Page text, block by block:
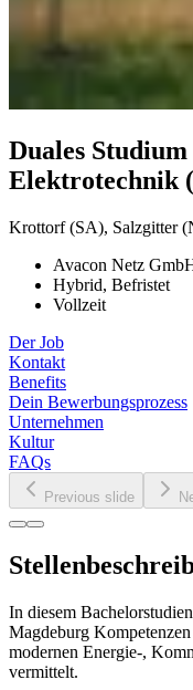
Duales Studium
Elektrotechnik
Krottorf (SA), Salzgitter
Avacon Netz
Hybrid, Befristet
Vollzeit
Der Job
Kontakt
Benefits
Dein Bewerbungsprozess
Unternehmen
Kultur
FAQs
Previous slide
In diesem
Magdeburg
modernen Energie-,
vermittelt.